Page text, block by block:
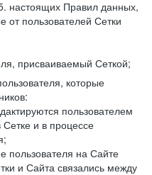
настоящих Правил данных,
от пользователей Сетки
присваиваемый Сеткой;
которые
пользователем
и в процессе
пользователя на Сайте
и Сайта связались между